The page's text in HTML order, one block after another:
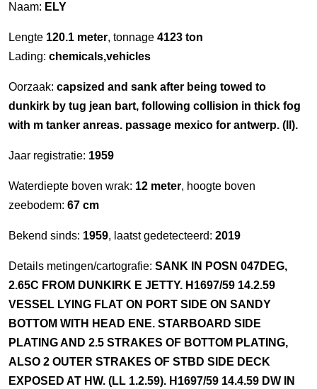
Naam: ELY
Lengte 120.1 meter, tonnage 4123 ton
Lading: chemicals,vehicles
Oorzaak: capsized and sank after being towed to
dunkirk by tug jean bart, following collision in thick fog
with m tanker anreas. passage mexico for antwerp. (ll).
Jaar registratie: 1959
Waterdiepte boven wrak: 12 meter, hoogte boven
zeebodem: 67 cm
Bekend sinds: 1959, laatst gedetecteerd: 2019
Details metingen/cartografie: SANK IN POSN 047DEG,
2.65C FROM DUNKIRK E JETTY. H1697/59 14.2.59
VESSEL LYING FLAT ON PORT SIDE ON SANDY
BOTTOM WITH HEAD ENE. STARBOARD SIDE
PLATING AND 2.5 STRAKES OF BOTTOM PLATING,
ALSO 2 OUTER STRAKES OF STBD SIDE DECK
EXPOSED AT HW. (LL 1.2.59). H1697/59 14.4.59 DW IN